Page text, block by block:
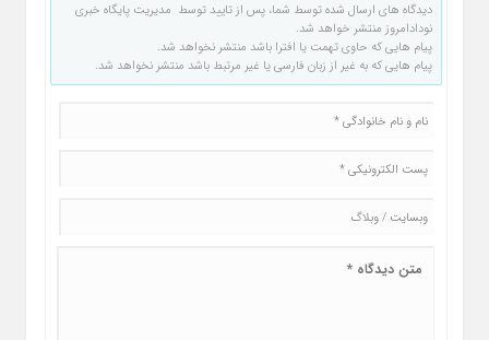
دیدگاه های ارسال شده توسط شما، پس از تایید توسط مدیریت پایگاه خبری
نودادامروز منتشر خواهد شد.
پیام هایی که حاوی تهمت یا افترا باشد منتشر نخواهد شد.
پیام هایی که به غیر از زبان فارسی یا غیر مرتبط باشد منتشر نخواهد شد.